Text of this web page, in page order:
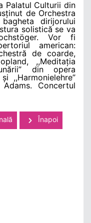
Palatul Culturii din
de Orchestra
dirijorului
solistică se va
Vor fi
american:
de coarde,
,,Meditația
din opera
,,Harmonielehre”
Concertul
Înapoi